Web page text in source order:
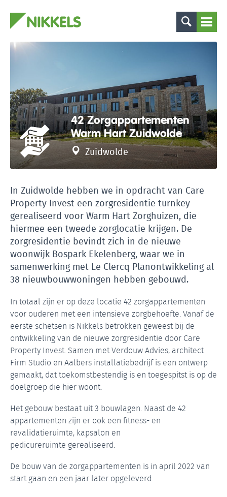
42 Zorgappartementen
Warm Hart Zuidwolde
Zuidwolde
In Zuidwolde hebben we in opdracht van Care
Property Invest een zorgresidentie turnkey
gerealiseerd voor Warm Hart Zorghuizen, die
hiermee een tweede zorglocatie krijgen. De
zorgresidentie bevindt zich in de nieuwe
woonwijk Bospark Ekelenberg, waar we in
samenwerking met Le Clercq Planontwikkeling al
38 nieuwbouwwoningen hebben gebouwd.
In totaal zijn er op deze locatie 42 zorgappartementen
voor ouderen met een intensieve zorgbehoefte. Vanaf de
eerste schetsen is Nikkels betrokken geweest bij de
ontwikkeling van de nieuwe zorgresidentie door Care
Property Invest. Samen met Verdouw Advies, architect
Firm Studio en Aalbers installatiebedrijf is een ontwerp
gemaakt, dat toekomstbestendig is en toegespitst is op de
doelgroep die hier woont.
Het gebouw bestaat uit 3 bouwlagen. Naast de 42
appartementen zijn er ook een fitness- en
revalidatieruimte, kapsalon en
pedicureruimte gerealiseerd.
De bouw van de zorgappartementen is in april 2022 van
start gaan en een jaar later opgeleverd.